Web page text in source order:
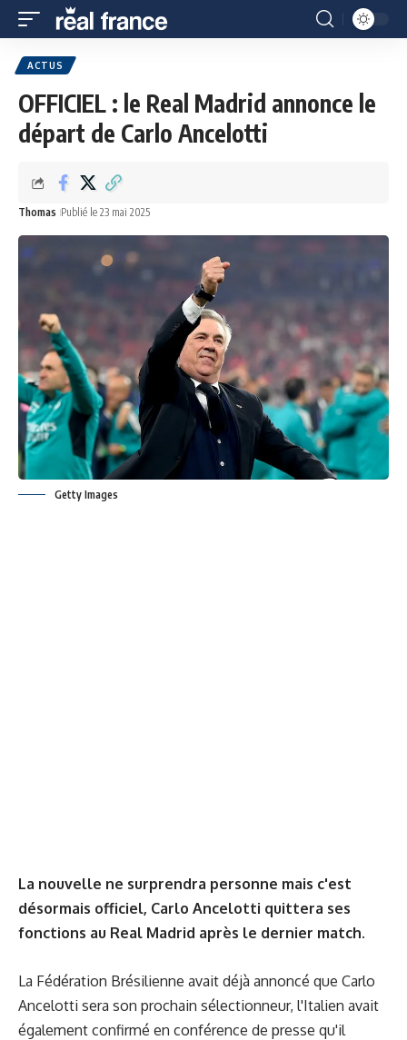
ACTUS
OFFICIEL : le Real Madrid annonce le
départ de Carlo Ancelotti
Thomas Publié le 23 mai 2025
Getty Images
La nouvelle ne surprendra personne mais c'est
désormais officiel, Carlo Ancelotti quittera ses
fonctions au Real Madrid après le dernier match.
La Fédération Brésilienne avait déjà annoncé que Carlo
Ancelotti sera son prochain sélectionneur, l'Italien avait
également confirmé en conférence de presse qu'il